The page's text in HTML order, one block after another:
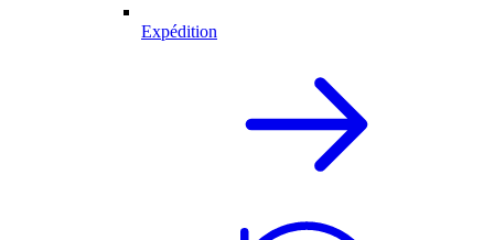
Expédition